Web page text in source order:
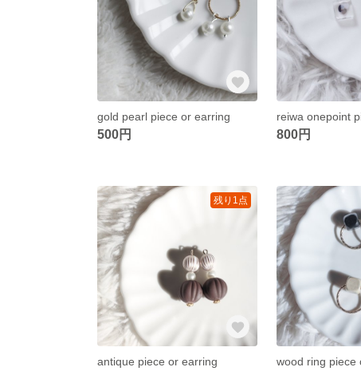
gold pearl piece or earring
500円
reiwa onepoint
800円
残り1点
antique piece or earring wood ring piece